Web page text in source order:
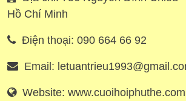
Hồ Chí Minh
Điện thoại: 090 664 66 92
Email:
Website: www.cuoihoiphuthe.com